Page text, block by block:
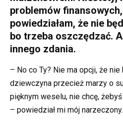
problemów
powiedziałam, że nie
bo trzeba oszczędzać.
innego zdania.
– No co Ty? Nie ma opcji, że
dziewczyna przecież marzy o
pięknym weselu, nie chcę,
– powiedział mi mój narzeczony.